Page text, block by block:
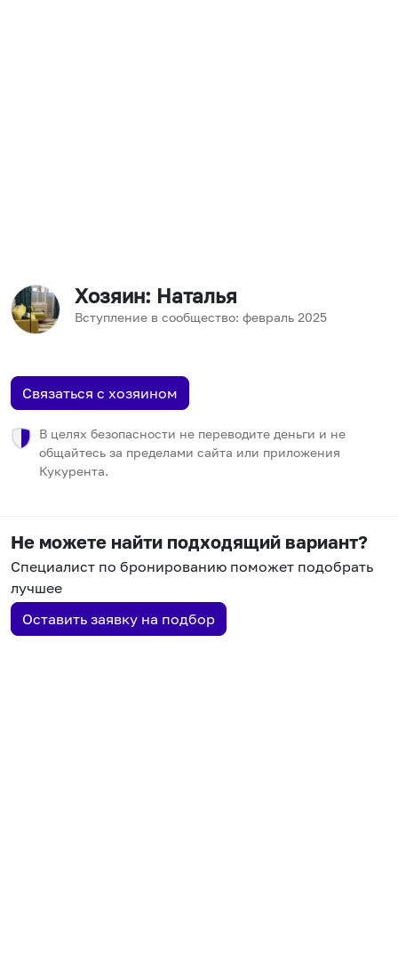
Хозяин: Наталья
Вступление в сообщество: февраль 2025
Связаться с хозяином
В целях безопасности не переводите деньги и не
общайтесь за пределами сайта или приложения
Кукурента.
Не можете найти подходящий вариант?
Специалист по бронированию поможет подобрать
лучшее
Оставить заявку на подбор